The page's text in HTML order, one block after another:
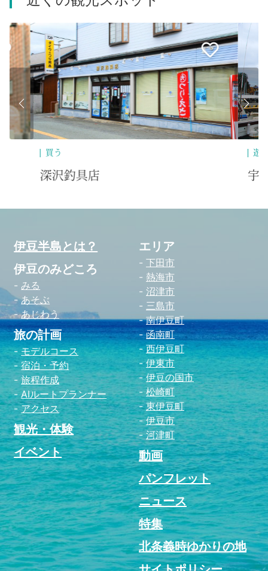
買う
深沢釣具店
遊
宇
伊豆半島とは？
伊豆のみどころ
みる
あそぶ
あじわう
旅の計画
モデルコース
宿泊・予約
旅程作成
AIルートプランナー
アクセス
観光・体験
イベント
エリア
下田市
熱海市
沼津市
三島市
南伊豆町
函南町
西伊豆町
伊東市
伊豆の国市
松崎町
東伊豆町
伊豆市
河津町
動画
パンフレット
ニュース
特集
北条義時ゆかりの地